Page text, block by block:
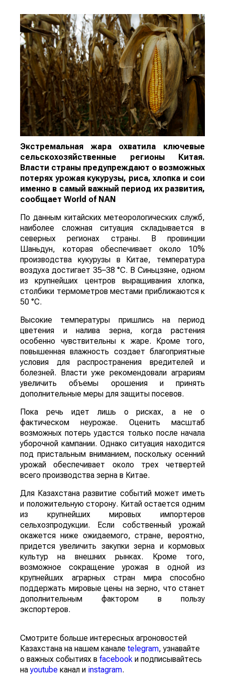
Экстремальная жара охватила ключевые
сельскохозяйственные регионы Китая.
Власти страны предупреждают о возможных
потерях урожая кукурузы, риса, хлопка и сои
именно в самый важный период их развития,
сообщает World of NAN
По данным китайских метеорологических служб,
наиболее сложная ситуация складывается в
северных регионах страны. В провинции
Шаньдун, которая обеспечивает около 10%
производства кукурузы в Китае, температура
воздуха достигает 35–38 °C. В Синьцзяне, одном
из крупнейших центров выращивания хлопка,
столбики термометров местами приближаются к
50 °C.
Высокие температуры пришлись на период
цветения и налива зерна, когда растения
особенно чувствительны к жаре. Кроме того,
повышенная влажность создает благоприятные
условия для распространения вредителей и
болезней. Власти уже рекомендовали аграриям
увеличить объемы орошения и принять
дополнительные меры для защиты посевов.
Пока речь идет лишь о рисках, а не о
фактическом неурожае. Оценить масштаб
возможных потерь удастся только после начала
уборочной кампании. Однако ситуация находится
под пристальным вниманием, поскольку осенний
урожай обеспечивает около трех четвертей
всего производства зерна в Китае.
Для Казахстана развитие событий может иметь
и положительную сторону. Китай остается одним
из крупнейших мировых импортеров
сельхозпродукции. Если собственный урожай
окажется ниже ожидаемого, стране, вероятно,
придется увеличить закупки зерна и кормовых
культур на внешних рынках. Кроме того,
возможное сокращение урожая в одной из
крупнейших аграрных стран мира способно
поддержать мировые цены на зерно, что станет
дополнительным фактором в пользу
экспортеров.
Смотрите больше интересных агроновостей
Казахстана на нашем канале telegram, узнавайте
о важных событиях в facebook и подписывайтесь
наyoutube канал и instagram.